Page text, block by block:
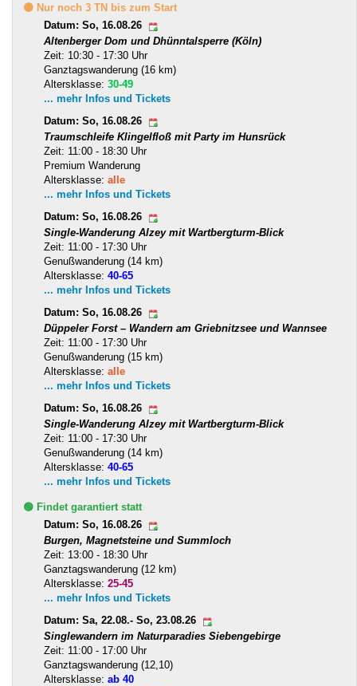
🟡 Nur noch 3 TN bis zum Start
Datum: So, 16.08.26
Altenberger Dom und Dhünntalsperre (Köln)
Zeit: 10:30 - 17:30 Uhr
Ganztagswanderung (16 km)
Altersklasse: 30-49
... mehr Infos und Tickets
Datum: So, 16.08.26
Traumschleife Klingelfloß mit Party im Hunsrück
Zeit: 11:00 - 18:30 Uhr
Premium Wanderung
Altersklasse: alle
... mehr Infos und Tickets
Datum: So, 16.08.26
Single-Wanderung Alzey mit Wartbergturm-Blick
Zeit: 11:00 - 17:30 Uhr
Genußwanderung (14 km)
Altersklasse: 40-65
... mehr Infos und Tickets
Datum: So, 16.08.26
Düppeler Forst – Wandern am Griebnitzsee und Wannsee
Zeit: 11:00 - 17:30 Uhr
Genußwanderung (15 km)
Altersklasse: alle
... mehr Infos und Tickets
Datum: So, 16.08.26
Single-Wanderung Alzey mit Wartbergturm-Blick
Zeit: 11:00 - 17:30 Uhr
Genußwanderung (14 km)
Altersklasse: 40-65
... mehr Infos und Tickets
🟢 Findet garantiert statt
Datum: So, 16.08.26
Burgen, Magnetsteine und Summloch
Zeit: 13:00 - 18:30 Uhr
Ganztagswanderung (12 km)
Altersklasse: 25-45
... mehr Infos und Tickets
Datum: Sa, 22.08.- So, 23.08.26
Singlewandern im Naturparadies Siebengebirge
Zeit: 11:00 - 17:00 Uhr
Ganztagswanderung (12,10)
Altersklasse: ab 40